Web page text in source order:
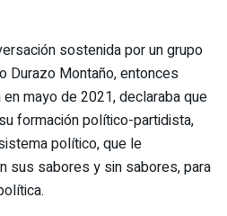
sostenida por un grupo
Durazo Montaño, entonces
mayo de 2021, declaraba que
formación político-partidista,
político, que le
sus sabores y sin sabores, para